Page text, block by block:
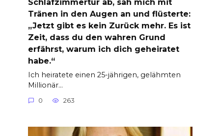
Tränen in den Augen an und flüsterte:
„Jetzt gibt es kein Zurück mehr. Es ist
Zeit, dass du den wahren Grund
erfährst, warum ich dich geheiratet
habe.“
Ich heiratete einen 25-jährigen, gelähmten
Millionär…
0 263